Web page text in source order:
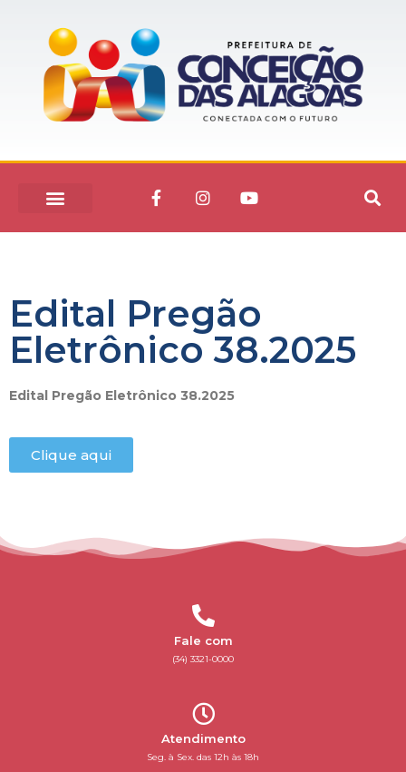
Edital Pregão
Eletrônico 38.2025
Edital Pregão Eletrônico 38.2025
Clique aqui
Fale com
(34) 3321-0000
Atendimento
Seg. à Sex. das 12h às 18h